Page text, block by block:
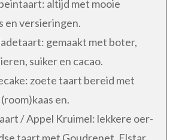
altijd met mooie
en versieringen.
gemaakt met boter,
suiker en cacao.
zoete taart bereid met
en.
/ Appel Kruimel: lekkere oer-